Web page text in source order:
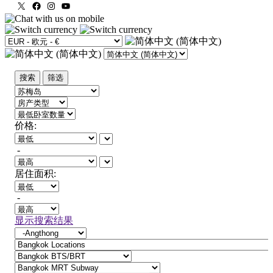
X
FacebookInstagram
搜索 筛选
价格:
-
居住面积:
-
显示搜索结果